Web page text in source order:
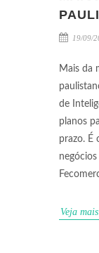
19/09/
Mais da
de
planos
prazo. É
Veja mais